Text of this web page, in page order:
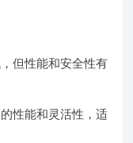
但性能和安全性有
的性能和灵活性，适